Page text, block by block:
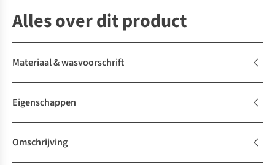
Alles over dit product
Materiaal & wasvoorschrift
Eigenschappen
Omschrijving